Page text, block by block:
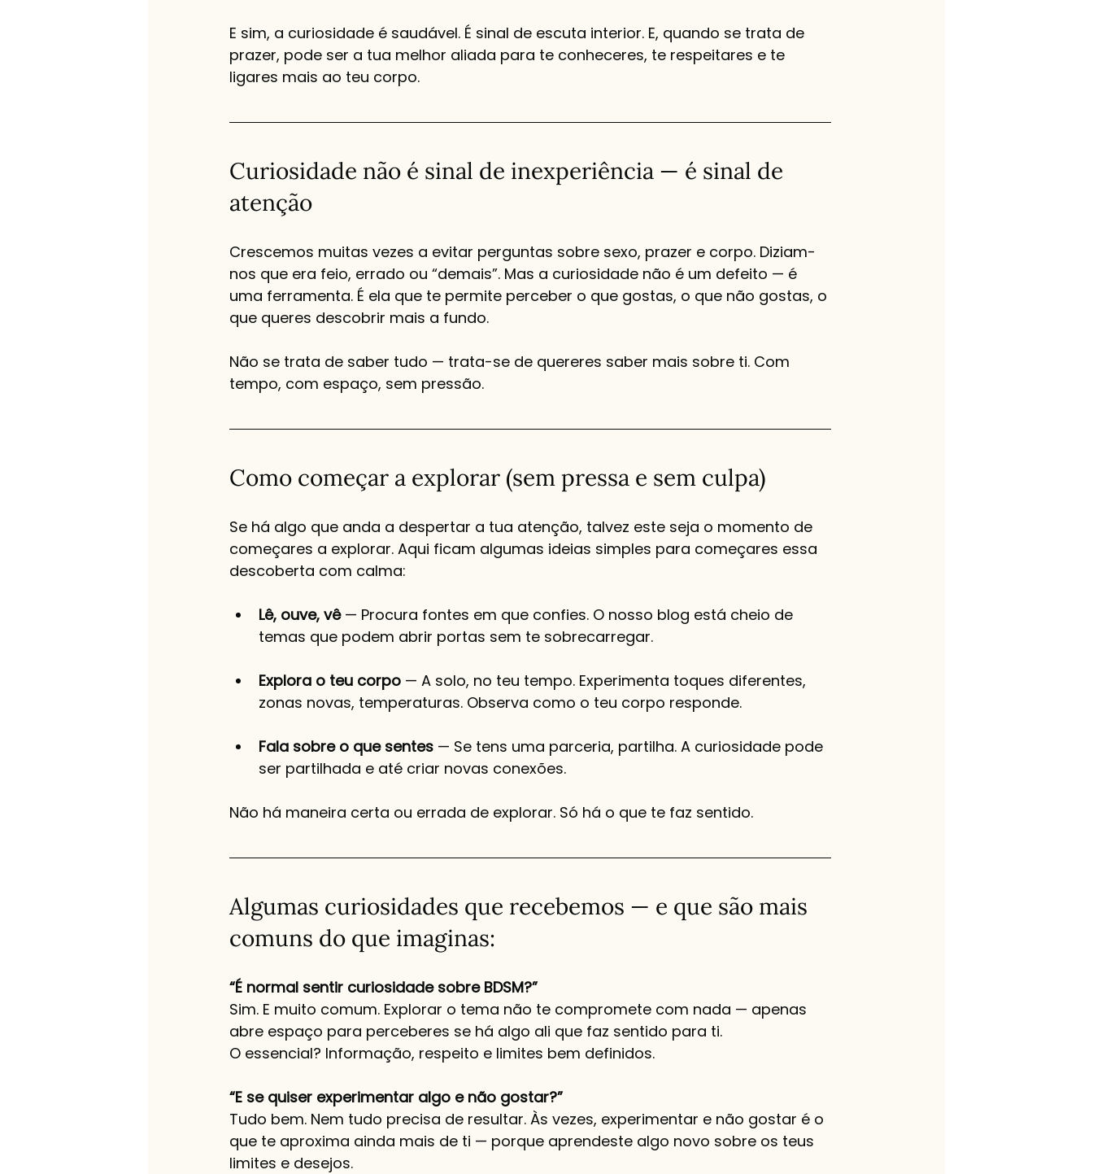
E sim, a curiosidade é saudável. É sinal de escuta interior. E, quando se trata de
prazer, pode ser a tua melhor aliada para te conheceres, te respeitares e te
ligares mais ao teu corpo.
Curiosidade não é sinal de inexperiência — é sinal de
atenção
Crescemos muitas vezes a evitar perguntas sobre sexo, prazer e corpo. Diziam-
nos que era feio, errado ou “demais”. Mas a curiosidade não é um defeito — é
uma ferramenta. É ela que te permite perceber o que gostas, o que não gostas, o
que queres descobrir mais a fundo.
Não se trata de saber tudo — trata-se de quereres saber mais sobre ti. Com
tempo, com espaço, sem pressão.
Como começar a explorar (sem pressa e sem culpa)
Se há algo que anda a despertar a tua atenção, talvez este seja o momento de
começares a explorar. Aqui ficam algumas ideias simples para começares essa
descoberta com calma:
Lê, ouve, vê — Procura fontes em que confies. O nosso blog está cheio de
temas que podem abrir portas sem te sobrecarregar.
Explora o teu corpo — A solo, no teu tempo. Experimenta toques diferentes,
zonas novas, temperaturas. Observa como o teu corpo responde.
Fala sobre o que sentes — Se tens uma parceria, partilha. A curiosidade pode
ser partilhada e até criar novas conexões.
Não há maneira certa ou errada de explorar. Só há o que te faz sentido.
Algumas curiosidades que recebemos — e que são mais
comuns do que imaginas:
“É normal sentir curiosidade sobre BDSM?”
Sim. E muito comum. Explorar o tema não te compromete com nada — apenas
abre espaço para perceberes se há algo ali que faz sentido para ti.
O essencial? Informação, respeito e limites bem definidos.
“E se quiser experimentar algo e não gostar?”
Tudo bem. Nem tudo precisa de resultar. Às vezes, experimentar e não gostar é o
que te aproxima ainda mais de ti — porque aprendeste algo novo sobre os teus
limites e desejos.